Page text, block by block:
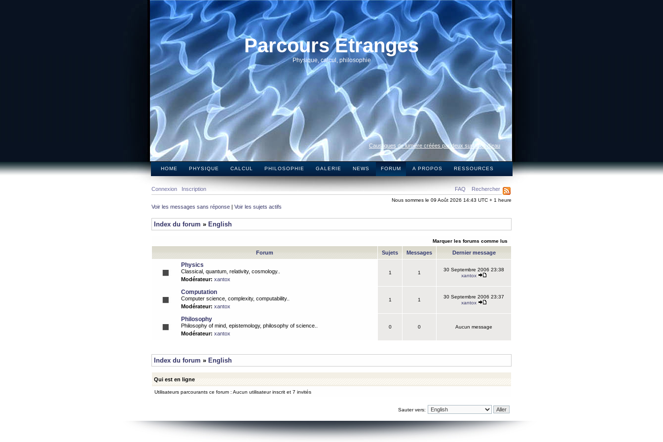
Parcours Etranges
Physique, calcul, philosophie
Caustiques de lumière créées par deux surfaces d’eau
HOME PHYSIQUE CALCUL PHILOSOPHIE GALERIE NEWS FORUM A PROPOS RESSOURCES
FAQ Rechercher
Connexion Inscription
Nous sommes le 09 Août 2026 14:43 UTC + 1 heure
Voir les messages sans réponse | Voir les sujets actifs
Index du forum » English
Marquer les forums comme lus
Forum Sujets Messages Dernier message
Physics
Classical, quantum, relativity, cosmology..
Modérateur: xantox
1 1
30 Septembre 2006 23:38
xantox
Computation
Computer science, complexity, computability..
Modérateur: xantox
1 1
30 Septembre 2006 23:37
xantox
Philosophy
Philosophy of mind, epistemology, philosophy of science..
Modérateur: xantox
0 0 Aucun message
Index du forum » English
Qui est en ligne
Utilisateurs parcourants ce forum : Aucun utilisateur inscrit et 7 invités
Sauter vers: